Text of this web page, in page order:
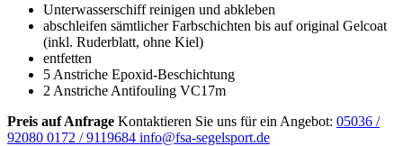
Unterwasserschiff reinigen und abkleben
abschleifen sämtlicher Farbschichten bis auf original Gelcoat
(inkl. Ruderblatt, ohne Kiel)
entfetten
5 Anstriche Epoxid-Beschichtung
2 Anstriche Antifouling VC17m
Preis auf Anfrage Kontaktieren Sie uns für ein Angebot: 05036 /
92080 0172 / 9119684 info@fsa-segelsport.de